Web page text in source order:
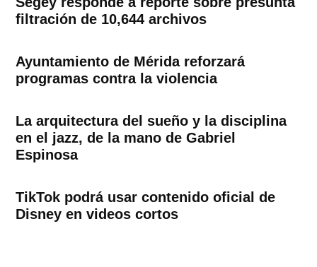
filtración de 10,644 archivos
Ayuntamiento de Mérida reforzará
programas contra la violencia
La arquitectura del sueño y la disciplina
en el jazz, de la mano de Gabriel
Espinosa
TikTok podrá usar contenido oficial de
Disney en videos cortos